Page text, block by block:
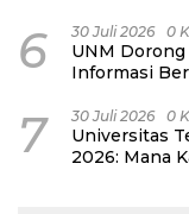
6 30 Juli 2026 0
UNM
Informasi
7 30 Juli 2026 0
Universitas
2026: Mana